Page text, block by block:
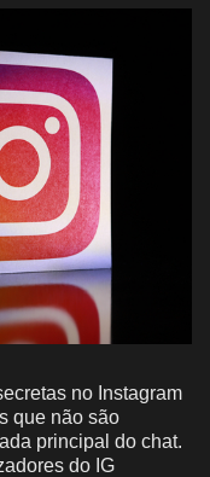
no Instagram
que não são
principal do chat.
do IG